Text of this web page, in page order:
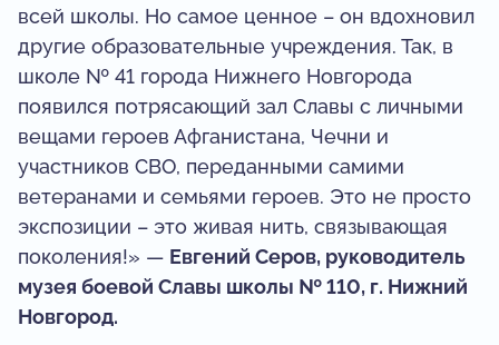
всей школы. Но самое ценное – он вдохновил
другие образовательные учреждения. Так, в
школе № 41 города Нижнего Новгорода
появился потрясающий зал Славы с личными
вещами героев Афганистана, Чечни и
участников СВО, переданными самими
ветеранами и семьями героев. Это не просто
экспозиции – это живая нить, связывающая
поколения!» — Евгений Серов, руководитель
музея боевой Славы школы № 110, г. Нижний
Новгород.